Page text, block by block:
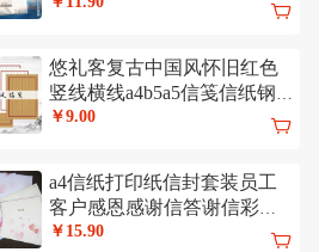
悠礼客复古中国风怀旧红色
竖线横线a4b5a5信笺信纸钢
笔练字书法纸
￥9.00
a4信纸打印纸信封套装员工
客户感恩感谢信答谢信彩色
打印纸代打印
￥15.90